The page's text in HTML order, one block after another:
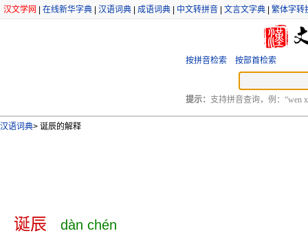
汉文学网 在线新华字典 汉语词典 成语词典 中文转拼音 文言文字典 繁体字转
按拼音检索 按部首检索
提示： 支持拼音查询，例：“wen
汉语词典> 诞辰的解释
诞辰 dàn chén